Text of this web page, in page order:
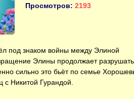
Просмотров: 2193
под знаком войны между Элиной
Элины продолжает разрушать
сильно это бьёт по семье
Никитой Гурандой.